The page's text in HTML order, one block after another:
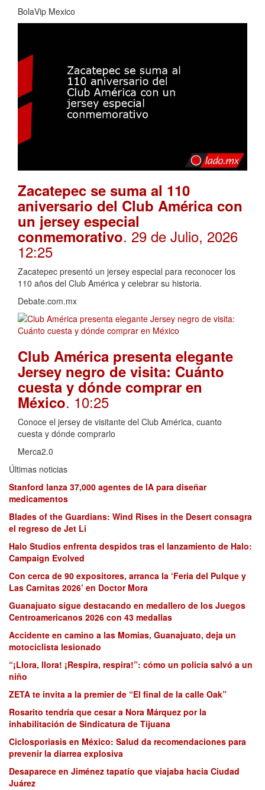
BolaVip Mexico
Zacatepec se suma al 110
aniversario del Club América con
un jersey especial
conmemorativo. 29 de Julio, 2026
12:25
Zacatepec presentó un jersey especial para reconocer los
110 años del Club América y celebrar su historia.
Debate.com.mx
Club América presenta elegante
Jersey negro de visita: Cuánto
cuesta y dónde comprar en
México. 10:25
Conoce el jersey de visitante del Club América, cuanto
cuesta y dónde comprarlo
Merca2.0
Últimas noticias
Stanford lanza 37,000 agentes de IA para diseñar
medicamentos
Blades of the Guardians: Wind Rises in the Desert consagra
el regreso de Jet Li
Halo Studios enfrenta despidos tras el lanzamiento de Halo:
Campaign Evolved
Con cerca de 90 expositores, arranca la ‘Feria del Pulque y
Las Carnitas 2026’ en Doctor Mora
Guanajuato sigue destacando en medallero de los Juegos
Centroamericanos 2026 con 43 medallas
Accidente en camino a las Momias, Guanajuato, deja un
motociclista lesionado
“¡Llora, llora! ¡Respira, respira!”: cómo un policía salvó a un
niño
ZETA te invita a la premier de “El final de la calle Oak”
Rosarito tendría que cesar a Nora Márquez por la
inhabilitación de Sindicatura de Tijuana
Ciclosporiasis en México: Salud da recomendaciones para
prevenir la diarrea explosiva
Desaparece en Jiménez tapatío que viajaba hacia Ciudad
Juárez